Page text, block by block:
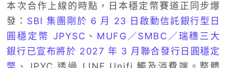
本次合作上線的時點，日本穩定幣賽道正同步爆
發： SBI 集團剛於 6 月 23 日啟動信託銀行型日
圓穩定幣 JPYSC 、 MUFG／SMBC／瑞穗三大
銀行已宣布將於 2027 年 3 月聯合發行日圓穩定